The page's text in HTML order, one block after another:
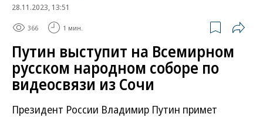
28.11.2023, 13:51
366 1 мин.
Путин выступит на Всемирном
русском народном соборе по
видеосвязи из Сочи
Президент России Владимир Путин примет